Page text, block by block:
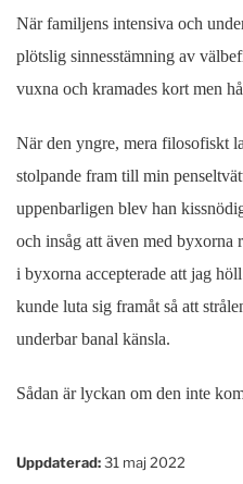
När familjens intensiva och
plötslig sinnesstämning av
vuxna och kramades kort men
När den yngre, mera filosofiskt
stolpande fram till min
uppenbarligen blev han
och insåg att även med byxorna
i byxorna accepterade att jag
kunde luta sig framåt så att
underbar banal känsla.
Sådan är lyckan om den inte
Uppdaterad:31 maj 2022